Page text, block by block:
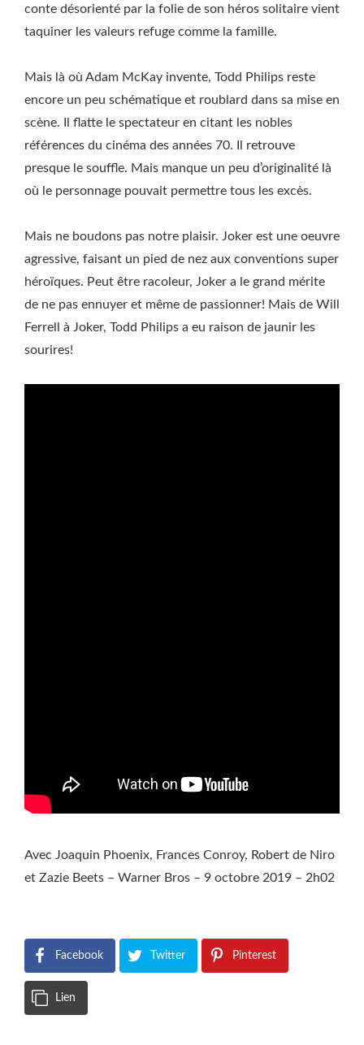
conte désorienté par la folie de son héros solitaire vient
taquiner les valeurs refuge comme la famille.
Mais là où Adam McKay invente, Todd Philips reste
encore un peu schématique et roublard dans sa mise en
scène. Il flatte le spectateur en citant les nobles
références du cinéma des années 70. Il retrouve
presque le souffle. Mais manque un peu d’originalité là
où le personnage pouvait permettre tous les excès.
Mais ne boudons pas notre plaisir. Joker est une oeuvre
agressive, faisant un pied de nez aux conventions super
héroïques. Peut être racoleur, Joker a le grand mérite
de ne pas ennuyer et même de passionner! Mais de Will
Ferrell à Joker, Todd Philips a eu raison de jaunir les
sourires!
Avec Joaquin Phoenix, Frances Conroy, Robert de Niro
et Zazie Beets – Warner Bros – 9 octobre 2019 – 2h02
Facebook Twitter Pinterest
Lien